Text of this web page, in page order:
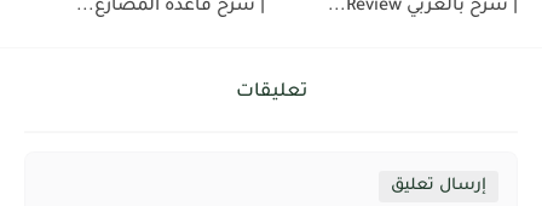
| شرح بالعربي Review...
| شرح قاعدة المضارع...
تعليقات
إرسال تعليق